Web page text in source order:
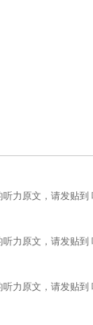
力原文，请发贴到
力原文，请发贴到
力原文，请发贴到